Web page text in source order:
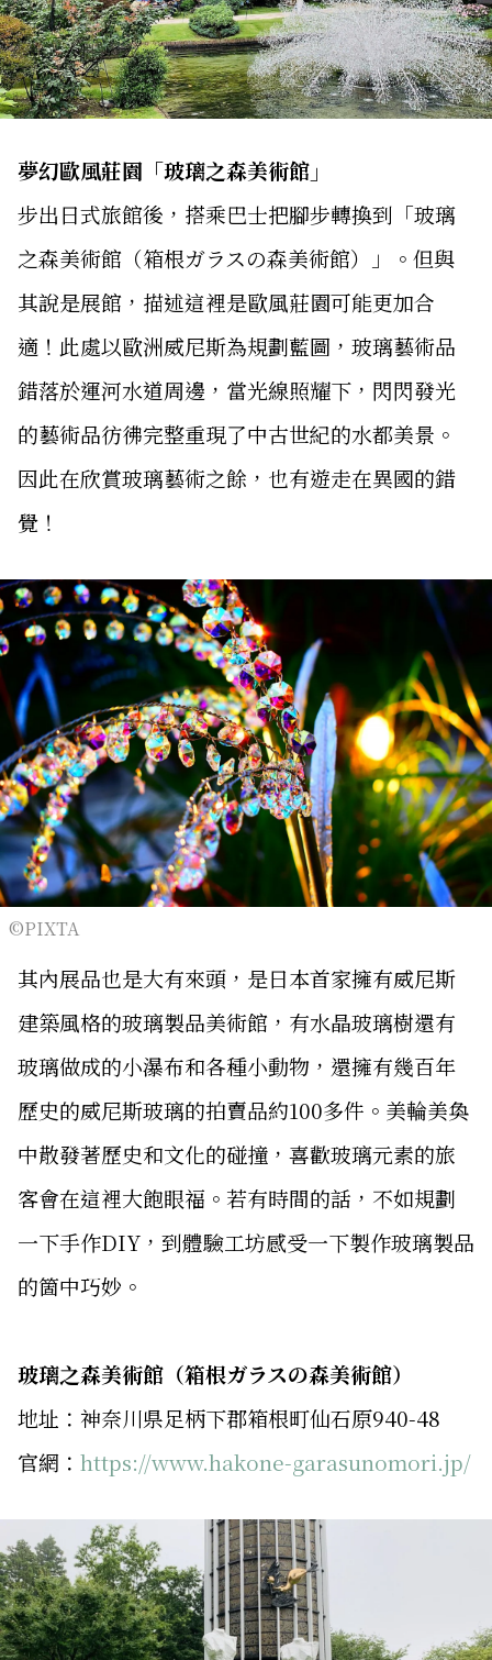
夢幻歐風莊園「玻璃之森美術館」
步出日式旅館後，搭乘巴士把腳步轉換到「玻璃
之森美術館（箱根ガラスの森美術館）」。但與
其說是展館，描述這裡是歐風莊園可能更加合
適！此處以歐洲威尼斯為規劃藍圖，玻璃藝術品
錯落於運河水道周邊，當光線照耀下，閃閃發光
的藝術品彷彿完整重現了中古世紀的水都美景。
因此在欣賞玻璃藝術之餘，也有遊走在異國的錯
覺！
©PIXTA
其內展品也是大有來頭，是日本首家擁有威尼斯
建築風格的玻璃製品美術館，有水晶玻璃樹還有
玻璃做成的小瀑布和各種小動物，還擁有幾百年
歷史的威尼斯玻璃的拍賣品約100多件。美輪美奐
中散發著歷史和文化的碰撞，喜歡玻璃元素的旅
客會在這裡大飽眼福。若有時間的話，不如規劃
一下手作DIY，到體驗工坊感受一下製作玻璃製品
的箇中巧妙。
玻璃之森美術館（箱根ガラスの森美術館）
地址：神奈川県足柄下郡箱根町仙石原940-48
官網： https://www.hakone-garasunomori.jp/